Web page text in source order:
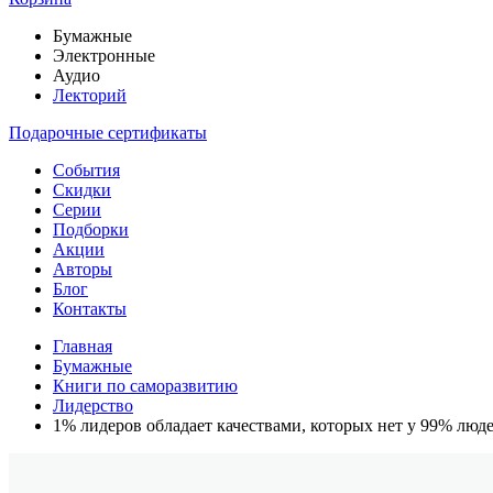
Бумажные
Электронные
Аудио
Лекторий
Подарочные сертификаты
События
Скидки
Серии
Подборки
Акции
Авторы
Блог
Контакты
Главная
Бумажные
Книги по саморазвитию
Лидерство
1% лидеров обладает качествами, которых нет у 99%